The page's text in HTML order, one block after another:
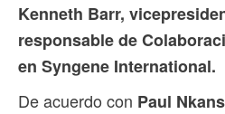
Kenneth Barr,
responsable de
en Syngene International.
De acuerdo con Paul